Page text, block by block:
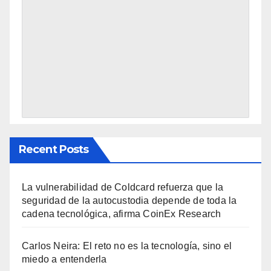
Recent Posts
La vulnerabilidad de Coldcard refuerza que la
seguridad de la autocustodia depende de toda la
cadena tecnológica, afirma CoinEx Research
Carlos Neira: El reto no es la tecnología, sino el
miedo a entenderla